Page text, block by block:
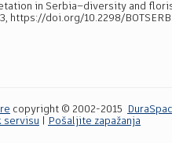
in Serbia–diversity and
https://doi.org/10.2298/
copyright © 2002-2015
servisu
Pošaljite zapažanja